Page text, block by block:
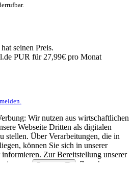
seinen Preis.
PUR für 27,99€ pro Monat
Wir nutzen aus wirtschaftlichen
Webseite Dritten als digitalen
stellen. Über Verarbeitungen, die in
können Sie sich in unserer
informieren. Zur Bereitstellung unserer
von
Partnern (5)
. Zwecke: